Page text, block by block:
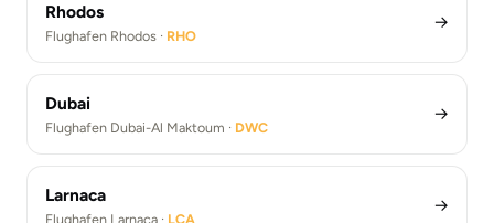
Rhodos
Flughafen Rhodos · RHO
→
Dubai
Flughafen Dubai-Al Maktoum · DWC
→
Larnaca
Flughafen Larnaca · LCA
→